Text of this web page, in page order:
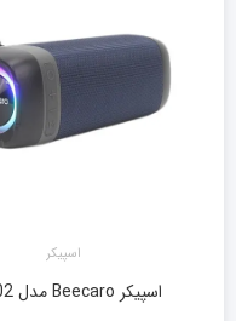
اسپیکر
اسپیکر Beecaro مدل GF402